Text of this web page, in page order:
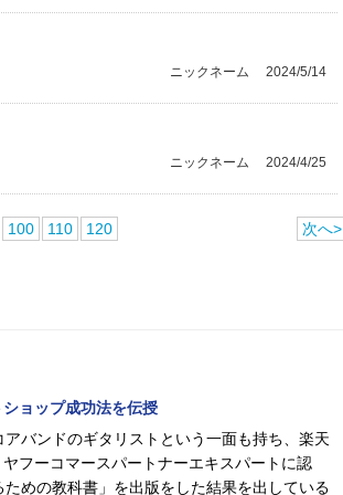
2024/5/14
ニックネーム
2024/4/25
ニックネーム
100 110 120 次へ>
ョップ成功法を伝授
バンドのギタリストという一面も持ち、楽天
フーコマースパートナーエキスパートに認
めの教科書」を出版をした結果を出している